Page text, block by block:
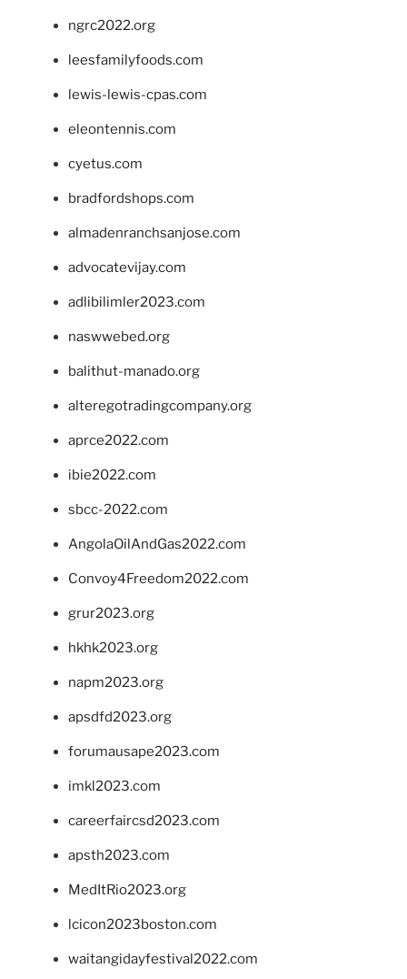
ngrc2022.org
leesfamilyfoods.com
lewis-lewis-cpas.com
eleontennis.com
cyetus.com
bradfordshops.com
almadenranchsanjose.com
advocatevijay.com
adlibilimler2023.com
naswwebed.org
balithut-manado.org
alteregotradingcompany.org
aprce2022.com
ibie2022.com
sbcc-2022.com
AngolaOilAndGas2022.com
Convoy4Freedom2022.com
grur2023.org
hkhk2023.org
napm2023.org
apsdfd2023.org
forumausape2023.com
imkl2023.com
careerfaircsd2023.com
apsth2023.com
MedItRio2023.org
lcicon2023boston.com
waitangidayfestival2022.com